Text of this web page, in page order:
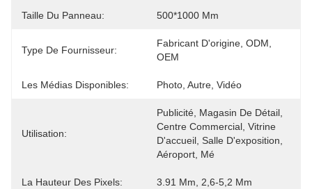
Taille Du Panneau: 500*1000 Mm
Type De Fournisseur:
Fabricant D'origine, ODM,
OEM
Les Médias Disponibles: Photo, Autre, Vidéo
Utilisation:
Publicité, Magasin De Détail,
Centre Commercial, Vitrine
D'accueil, Salle D'exposition,
Aéroport, Mé
La Hauteur Des Pixels: 3.91 Mm, 2,6-5,2 Mm